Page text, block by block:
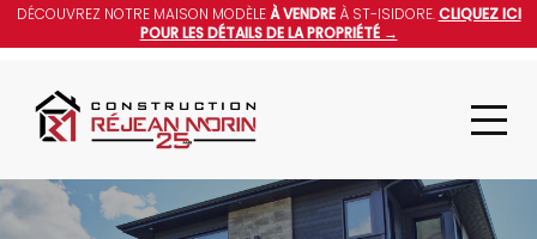
DÉCOUVREZ NOTRE MAISON MODÈLEÀ VENDREÀ ST-ISIDORE.CLIQUEZ ICI
POUR LES DÉTAILS DE LA PROPRIÉTÉ →